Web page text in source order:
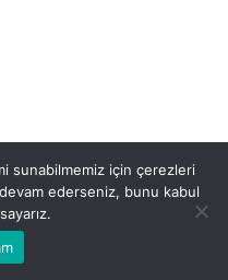
sunabilmemiz için çerezleri
ederseniz, bunu kabul